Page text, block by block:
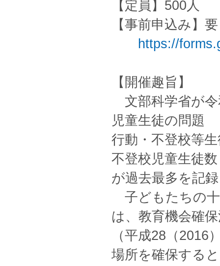
【定員】500人
【事前申込み
https://
【開催趣旨】
文部科学省が令
児童生徒の問題
行動・不登校等
不登校児童生徒数
が過去最多を記
子どもたちの
は、教育機会確
（平成28（
場所を確保すると